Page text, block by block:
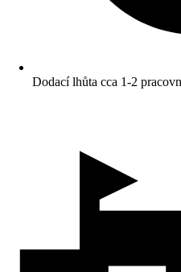
Dodací lhůta cca 1-2